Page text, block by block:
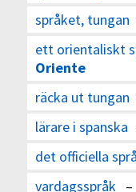
språket, tungan
ett orientaliskt
Oriente
räcka ut tungan
lärare i spanska
det officiella
vardagsspråk–